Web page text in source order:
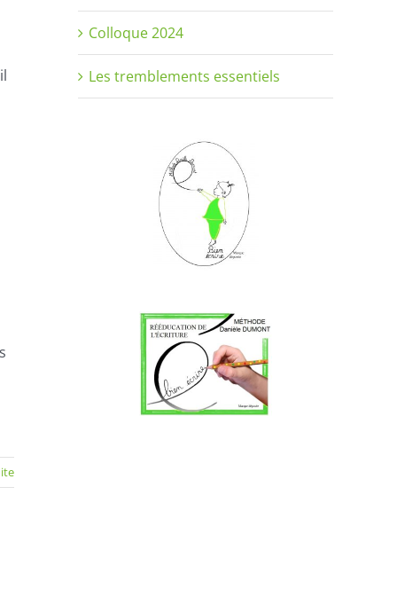
Colloque 2024
Les tremblements essentiels